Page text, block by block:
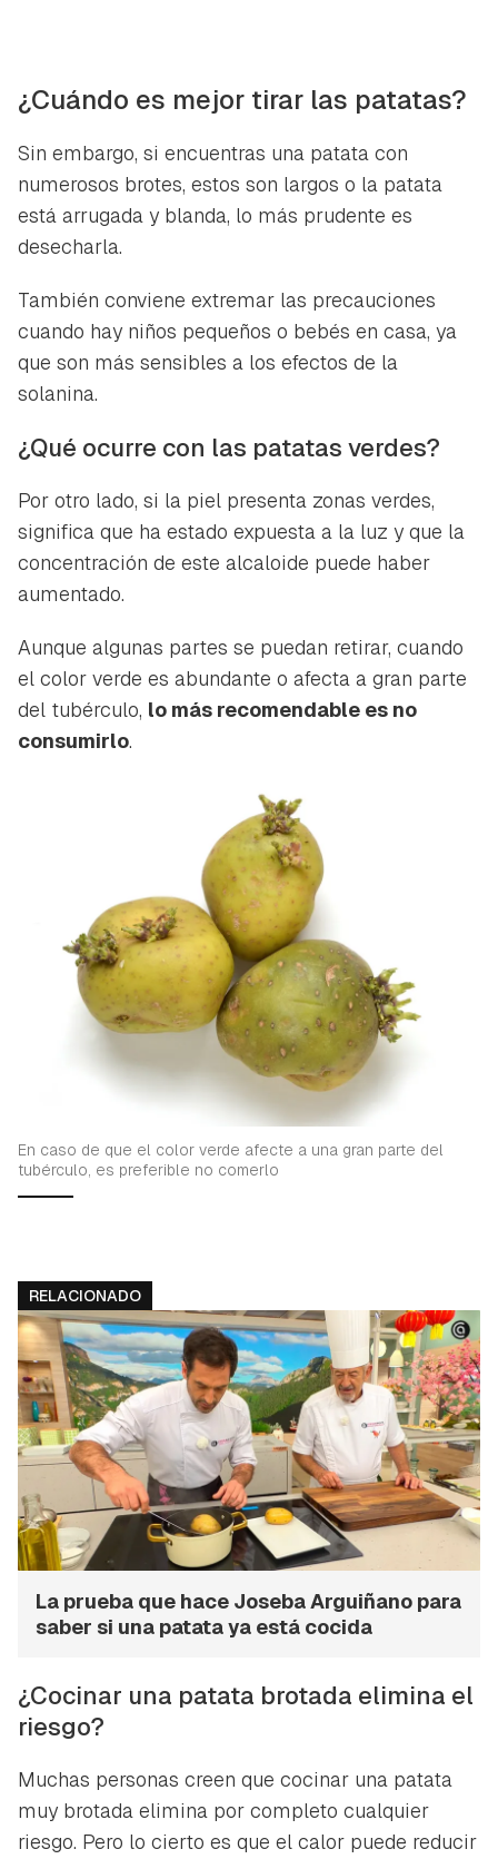
¿Cuándo es mejor tirar las patatas?
Sin embargo, si encuentras una patata con
numerosos brotes, estos son largos o la patata
está arrugada y blanda, lo más prudente es
desecharla.
También conviene extremar las precauciones
cuando hay niños pequeños o bebés en casa, ya
que son más sensibles a los efectos de la
solanina.
¿Qué ocurre con las patatas verdes?
Por otro lado, si la piel presenta zonas verdes,
significa que ha estado expuesta a la luz y que la
concentración de este alcaloide puede haber
aumentado.
Aunque algunas partes se puedan retirar, cuando
el color verde es abundante o afecta a gran parte
del tubérculo, lo más recomendable es no
consumirlo.
En caso de que el color verde afecte a una gran parte del
tubérculo, es preferible no comerlo
RELACIONADO
La prueba que hace Joseba Arguiñano para
saber si una patata ya está cocida
¿Cocinar una patata brotada elimina el
riesgo?
Muchas personas creen que cocinar una patata
muy brotada elimina por completo cualquier
riesgo. Pero lo cierto es que el calor puede reducir